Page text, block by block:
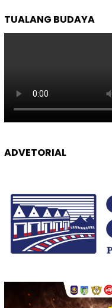
TUALANG BUDAYA
ADVETORIAL